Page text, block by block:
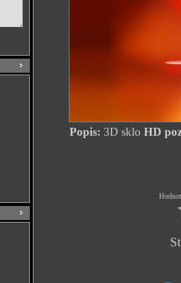
Popis: 3D sklo HD